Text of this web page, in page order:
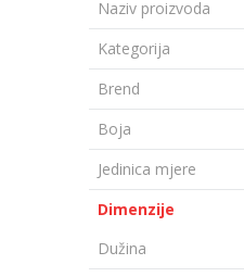
Naziv proizvoda
Kategorija
Brend
Boja
Jedinica mjere
Dimenzije
Dužina